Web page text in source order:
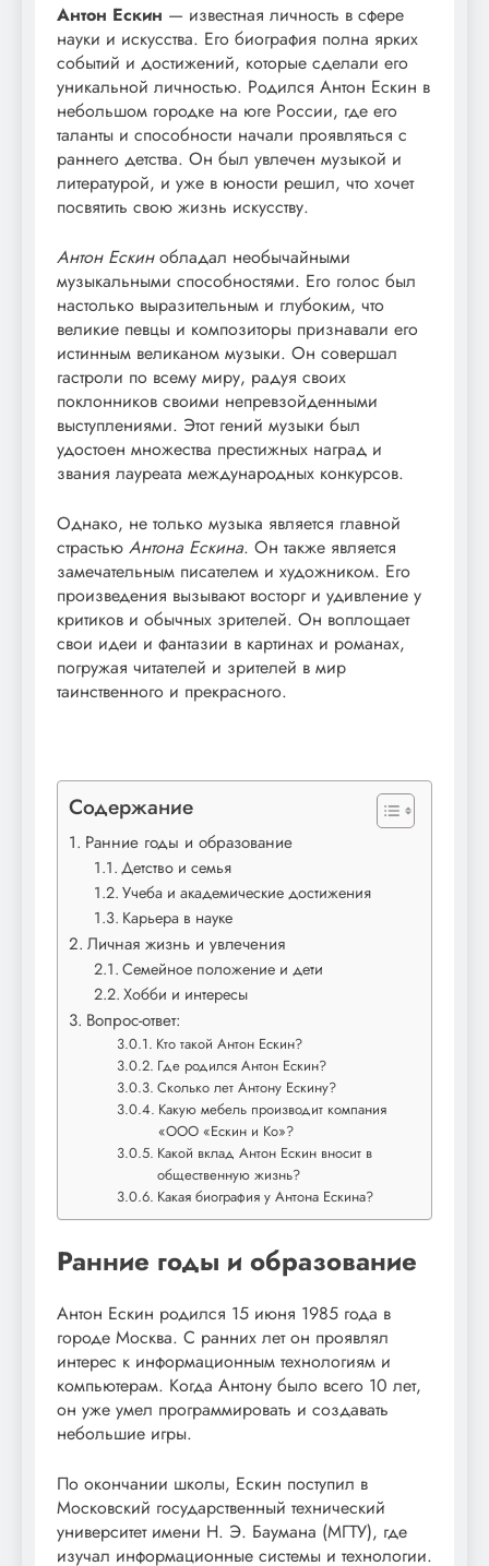
Антон Ескин — известная личность в сфере
науки и искусства. Его биография полна ярких
событий и достижений, которые сделали его
уникальной личностью. Родился Антон Ескин в
небольшом городке на юге России, где его
таланты и способности начали проявляться с
раннего детства. Он был увлечен музыкой и
литературой, и уже в юности решил, что хочет
посвятить свою жизнь искусству.
Антон Ескинобладал необычайными
музыкальными способностями. Его голос был
настолько выразительным и глубоким, что
великие певцы и композиторы признавали его
истинным великаном музыки. Он совершал
гастроли по всему миру, радуя своих
поклонников своими непревзойденными
выступлениями. Этот гений музыки был
удостоен множества престижных наград и
звания лауреата международных конкурсов.
Однако, не только музыка является главной
страстью Антона Ескина. Он также является
замечательным писателем и художником. Его
произведения вызывают восторг и удивление у
критиков и обычных зрителей. Он воплощает
свои идеи и фантазии в картинах и романах,
погружая читателей и зрителей в мир
таинственного и прекрасного.
Содержание
Ранние годы и образование
Детство и семья
Учеба и академические достижения
Карьера в науке
Личная жизнь и увлечения
Семейное положение и дети
Хобби и интересы
Вопрос-ответ:
Кто такой Антон Ескин?
Где родился Антон Ескин?
Сколько лет Антону Ескину?
Какую мебель производит компания
«ООО «Ескин и Ко»?
Какой вклад Антон Ескин вносит в
общественную жизнь?
Какая биография у Антона Ескина?
Ранние годы и образование
Антон Ескин родился 15 июня 1985 года в
городе Москва. С ранних лет он проявлял
интерес к информационным технологиям и
компьютерам. Когда Антону было всего 10 лет,
он уже умел программировать и создавать
небольшие игры.
По окончании школы, Ескин поступил в
Московский государственный технический
университет имени Н. Э. Баумана (МГТУ), где
изучал информационные системы и технологии.